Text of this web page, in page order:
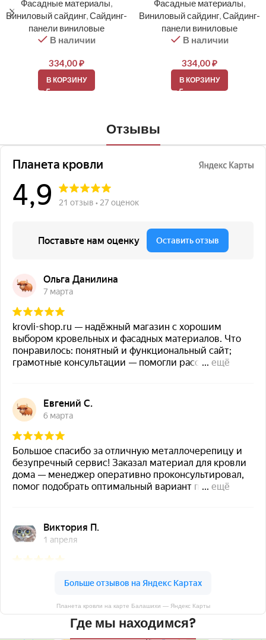
Фасадные материалы,
Виниловый сайдинг,Сайдинг-
панели виниловые
В наличии
334,00₽
В КОРЗИНУ
Фасадные материалы,
Виниловый сайдинг,Сайдинг-
панели виниловые
В наличии
334,00₽
В КОРЗИНУ
Отзывы
Планета кровли на карте Балашихи — Яндекс Карты
Где мы находимся?